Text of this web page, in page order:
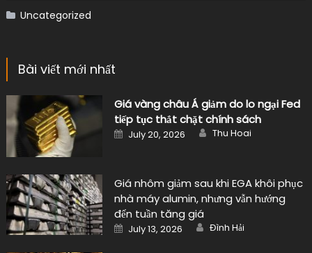
Uncategorized
Bài viết mới nhất
Giá vàng châu Á giảm do lo ngại Fed
tiếp tục thắt chặt chính sách
Posted
on
July 20, 2026 Author
Thu Hoai
Giá nhôm giảm sau khi EGA khôi phục
nhà máy alumin, nhưng vẫn hướng
đến tuần tăng giá
Posted
on
July 13, 2026 Author
Đình Hải